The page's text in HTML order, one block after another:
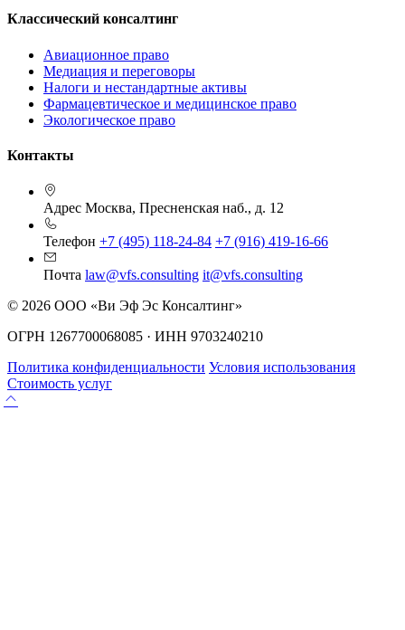
Классический консалтинг
Авиационное право
Медиация и переговоры
Налоги и нестандартные активы
Фармацевтическое и медицинское право
Экологическое право
Контакты
Адрес Москва, Пресненская наб., д. 12
Телефон +7 (495) 118-24-84 +7 (916) 419-16-66
Почта law@vfs.consulting it@vfs.consulting
© 2026 ООО «Ви Эф Эс Консалтинг»
ОГРН 1267700068085 · ИНН 9703240210
Политика конфиденциальности Условия использования
Стоимость услуг